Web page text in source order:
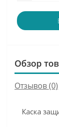
Обзор
Отзывов (0)
Каска